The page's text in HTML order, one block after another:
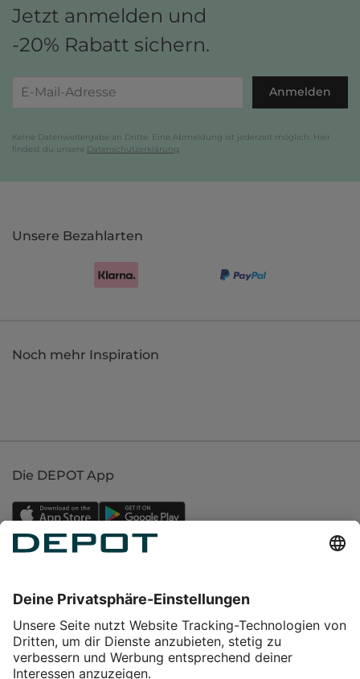
Jetzt anmelden und
-20% Rabatt sichern.
Anmelden
Keine Datenweitergabe an Dritte. Eine Abmeldung ist jederzeit möglich. Hier
findest du unsere Datenschutzerklärung
Unsere Bezahlarten
Noch mehr Inspiration
Die DEPOT App
Service